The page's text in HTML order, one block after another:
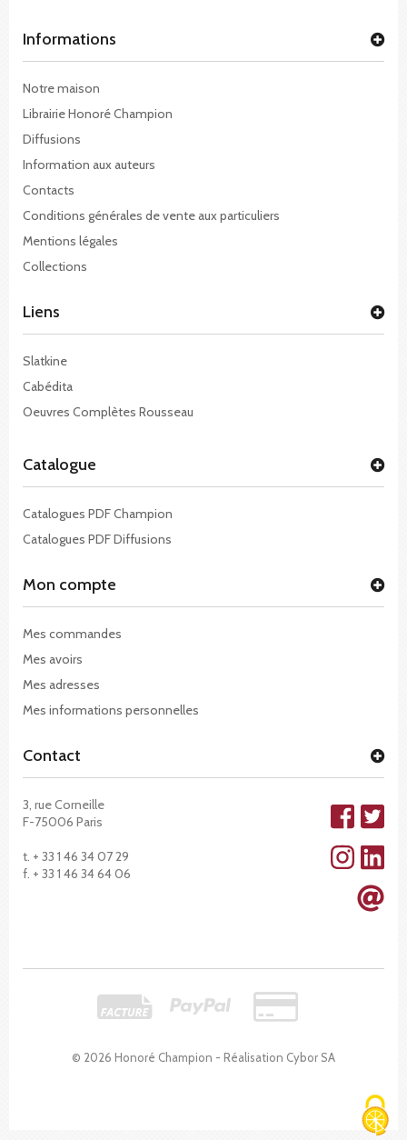
Informations
Notre maison
Librairie Honoré Champion
Diffusions
Information aux auteurs
Contacts
Conditions générales de vente aux particuliers
Mentions légales
Collections
© 2026 Honoré Champion - Réalisation Cybor SA
Liens
Slatkine
Cabédita
Oeuvres Complètes Rousseau
Catalogue
Catalogues PDF Champion
Catalogues PDF Diffusions
Mon compte
Mes commandes
Mes avoirs
Mes adresses
Mes informations personnelles
Contact
3, rue Corneille
F-75006 Paris
t. + 33 1 46 34 07 29
f. + 33 1 46 34 64 06